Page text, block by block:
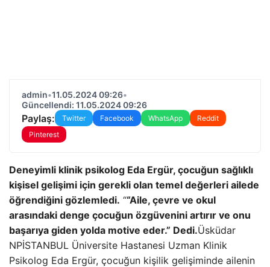
admin•11.05.2024 09:26•
Güncellendi: 11.05.2024 09:26
Paylaş: Twitter Facebook WhatsApp
Reddit
Pinterest
Deneyimli klinik psikolog Eda Ergür, çocuğun sağlıklı
kişisel gelişimi için gerekli olan temel değerleri ailede
öğrendiğini gözlemledi. ““Aile, çevre ve okul
arasındaki denge çocuğun özgüvenini artırır ve onu
başarıya giden yolda motive eder.” Dedi.Üsküdar
NPİSTANBUL Üniversite Hastanesi Uzman Klinik
Psikolog Eda Ergür, çocuğun kişilik gelişiminde ailenin